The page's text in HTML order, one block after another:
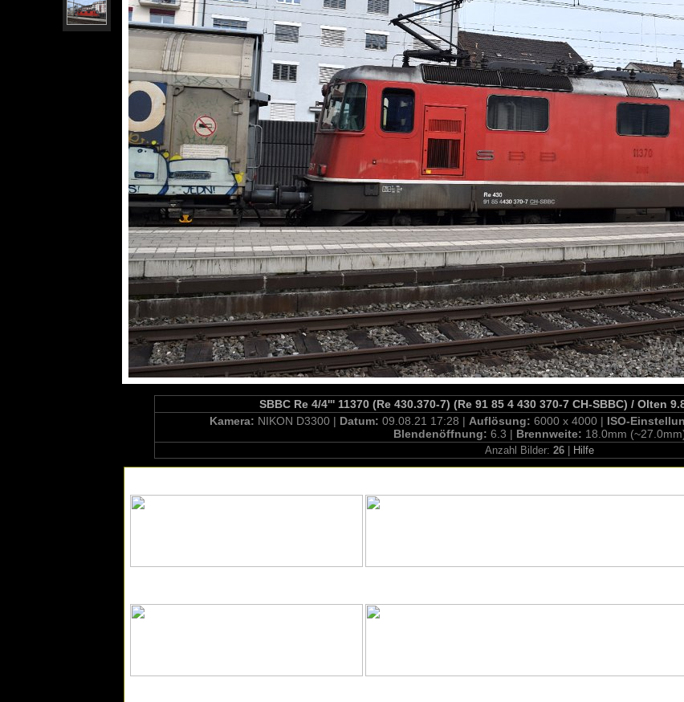
SBBC Re 4/4''' 11370 (Re 430.370-7) (Re 91 85 4 430 370-7 CH-SBBC) / Olten
Kamera: NIKON D3300 | Datum: 09.08.21 17:28 | Auflösung: 6000 x 4000 | ISO-
Blendenöffnung: 6.3 | Brennweite: 18.0mm
Anzahl Bilder: 26 Hilfe